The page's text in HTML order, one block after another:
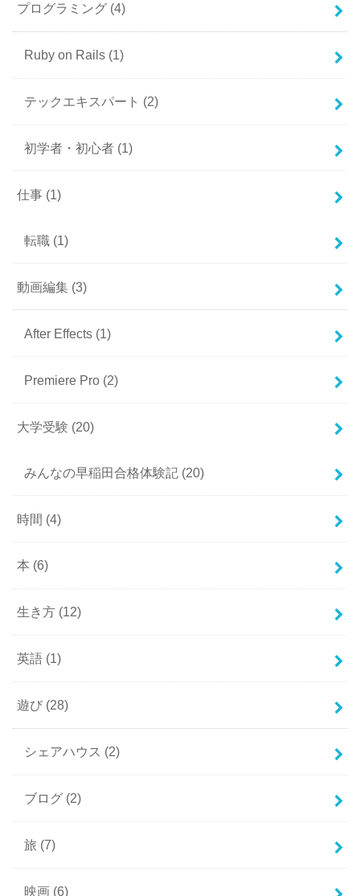
プログラミング (4)
Ruby on Rails (1)
テックエキスパート (2)
初学者・初心者 (1)
仕事 (1)
転職 (1)
動画編集 (3)
After Effects (1)
Premiere Pro (2)
大学受験 (20)
みんなの早稲田合格体験記 (20)
時間 (4)
本 (6)
生き方 (12)
英語 (1)
遊び (28)
シェアハウス (2)
ブログ (2)
旅 (7)
映画 (6)